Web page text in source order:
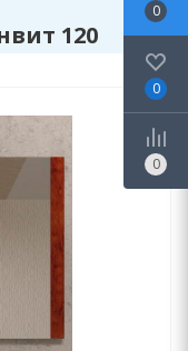
120
0
0
0